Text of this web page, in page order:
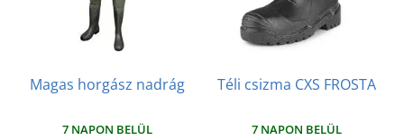
Magas horgász nadrág
7 NAPON BELÜL
Téli csizma CXS FROSTA
7 NAPON BELÜL